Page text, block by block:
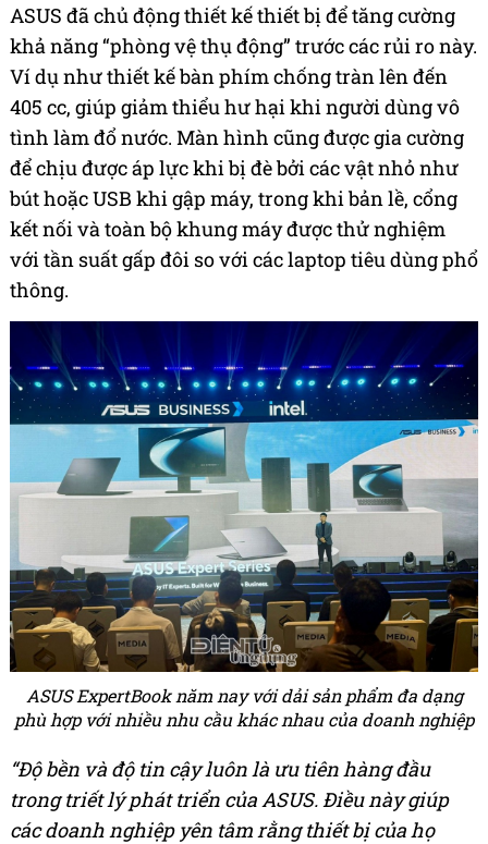
ASUS đã chủ động thiết kế thiết bị để tăng cường
khả năng “phòng vệ thụ động” trước các rủi ro này.
Ví dụ như thiết kế bàn phím chống tràn lên đến
405 cc, giúp giảm thiểu hư hại khi người dùng vô
tình làm đổ nước. Màn hình cũng được gia cường
để chịu được áp lực khi bị đè bởi các vật nhỏ như
bút hoặc USB khi gập máy, trong khi bản lề, cổng
kết nối và toàn bộ khung máy được thử nghiệm
với tần suất gấp đôi so với các laptop tiêu dùng phổ
thông.
ASUS ExpertBook năm nay với dải sản phẩm đa dạng
phù hợp với nhiều nhu cầu khác nhau của doanh nghiệp
“Độ bền và độ tin cậy luôn là ưu tiên hàng đầu
trong triết lý phát triển của ASUS. Điều này giúp
các doanh nghiệp yên tâm rằng thiết bị của họ